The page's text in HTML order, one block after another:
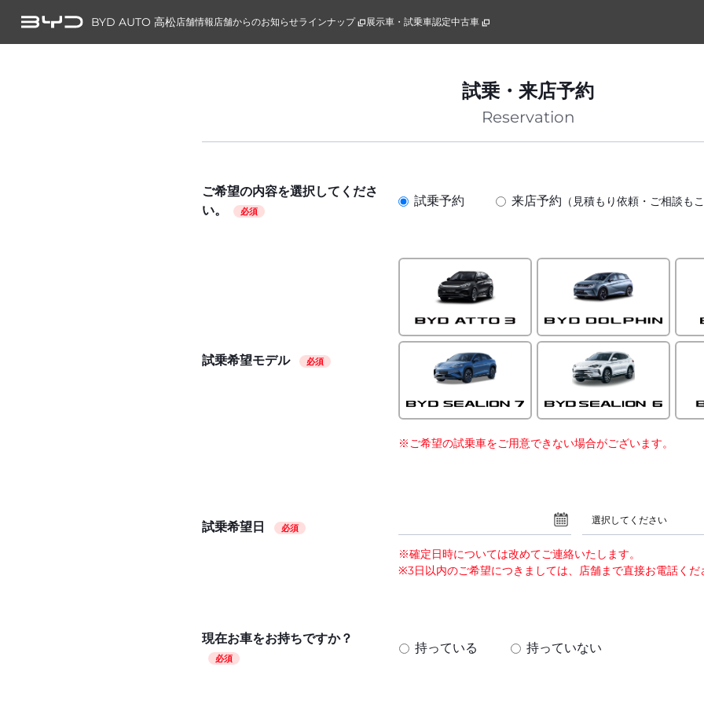
BYD AUTO 高松店舗情報店舗からのお知らせラインナップ 展示車・試乗車認定中古車
試乗・来店予約
Reservation
ご希望の内容を選択してくださ
い。
必須
試乗予約 来店予約 （見積もり依頼・ご相談も
試乗希望モデル 必須
※ご希望の試乗車をご用意できない場合がございます。
試乗希望日 必須
選択してください
※確定日時については改めてご連絡いたします。
※3日以内のご希望につきましては、店舗まで直接お電話くだ
現在お車をお持ちですか？
必須
持っている 持っていない